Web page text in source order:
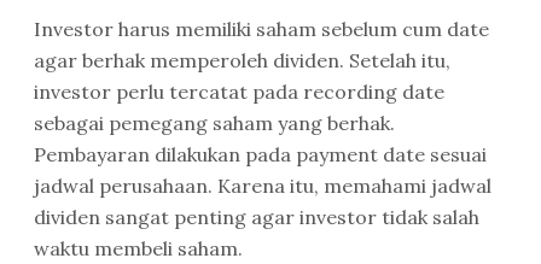
Investor harus memiliki saham sebelum cum date
agar berhak memperoleh dividen. Setelah itu,
investor perlu tercatat pada recording date
sebagai pemegang saham yang berhak.
Pembayaran dilakukan pada payment date sesuai
jadwal perusahaan. Karena itu, memahami jadwal
dividen sangat penting agar investor tidak salah
waktu membeli saham.